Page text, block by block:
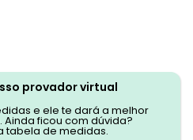
provador virtual
e ele te dará a melhor
ficou com dúvida?
tabela de medidas.